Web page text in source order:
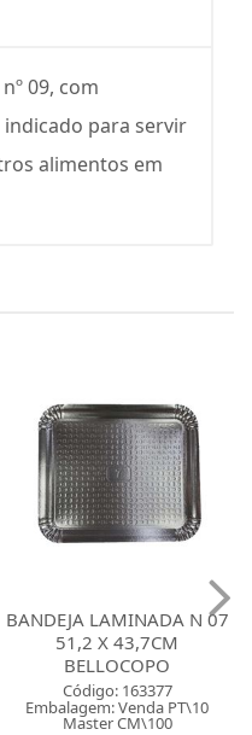
09, com
para servir
alimentos em
BANDEJA LAMINADA N 07
51,2 X 43,7CM
BELLOCOPO
Código: 163377
Embalagem: Venda PT\10
Master CM\100